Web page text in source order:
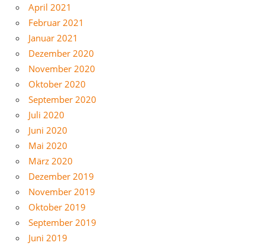
April 2021
Februar 2021
Januar 2021
Dezember 2020
November 2020
Oktober 2020
September 2020
Juli 2020
Juni 2020
Mai 2020
März 2020
Dezember 2019
November 2019
Oktober 2019
September 2019
Juni 2019